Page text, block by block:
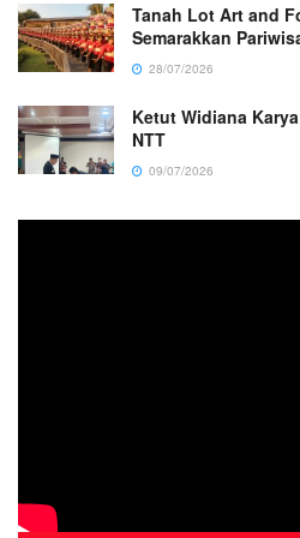
Tanah Lot Art and
Semarakkan
28/07/2026
Ketut Widiana
NTT
09/07/2026